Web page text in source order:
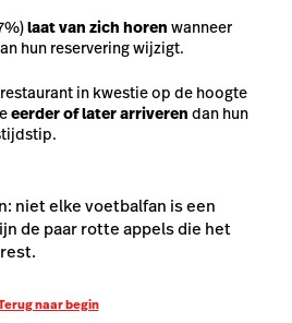
laat van zich horen wanneer
hun reservering wijzigt.
in kwestie op de hoogte
eerder of later arriveren dan hun
niet elke voetbalfan is een
de paar rotte appels die het
naar begin